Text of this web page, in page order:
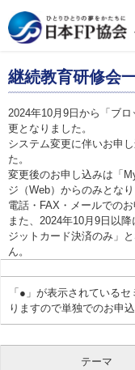
継続教育研修会
2024年10月9日から「ブ
更となりました。
システム変更に伴いお申
た。
変更後のお申し込みは「
ジ（Web）からのみとなり
電話・FAX・メールでの
また、2024年10月9日以
ジットカード決済のみ」
ん。
「●」が表示されている
りますので単独でのお申
テーマ